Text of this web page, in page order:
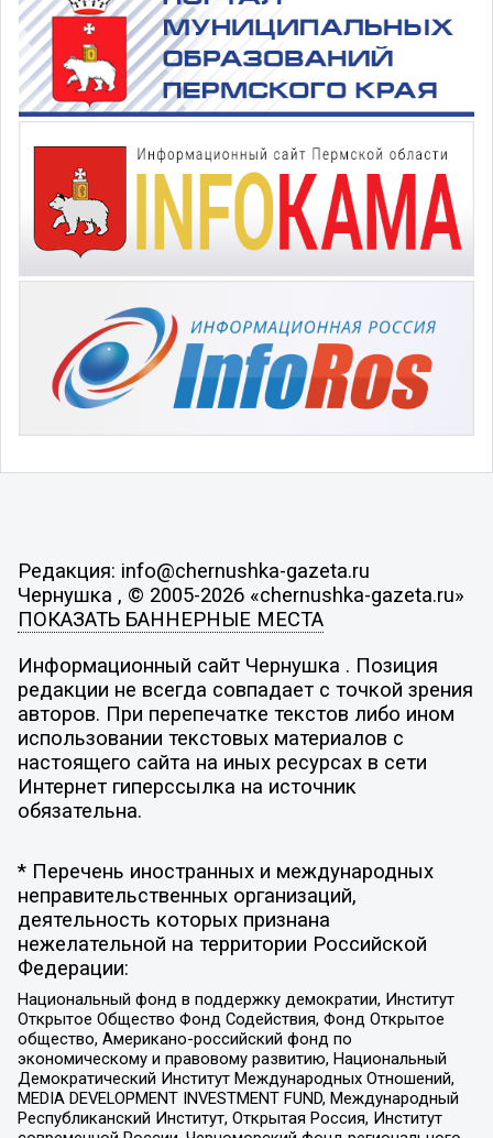
Редакция: info@chernushka-gazeta.ru
Чернушка , © 2005-2026 «chernushka-gazeta.ru»
ПОКАЗАТЬ БАННЕРНЫЕ МЕСТА
Информационный сайт Чернушка . Позиция
редакции не всегда совпадает с точкой зрения
авторов. При перепечатке текстов либо ином
использовании текстовых материалов с
настоящего сайта на иных ресурсах в сети
Интернет гиперссылка на источник
обязательна.
* Перечень иностранных и международных
неправительственных организаций,
деятельность которых признана
нежелательной на территории Российской
Федерации:
Национальный фонд в поддержку демократии, Институт
Открытое Общество Фонд Содействия, Фонд Открытое
общество, Американо-российский фонд по
экономическому и правовому развитию, Национальный
Демократический Институт Международных Отношений,
MEDIA DEVELOPMENT INVESTMENT FUND, Международный
Республиканский Институт, Открытая Россия, Институт